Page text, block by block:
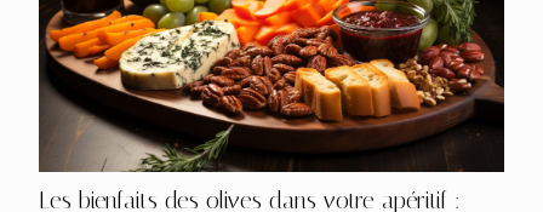
Les bienfaits des olives dans votre apéritif :